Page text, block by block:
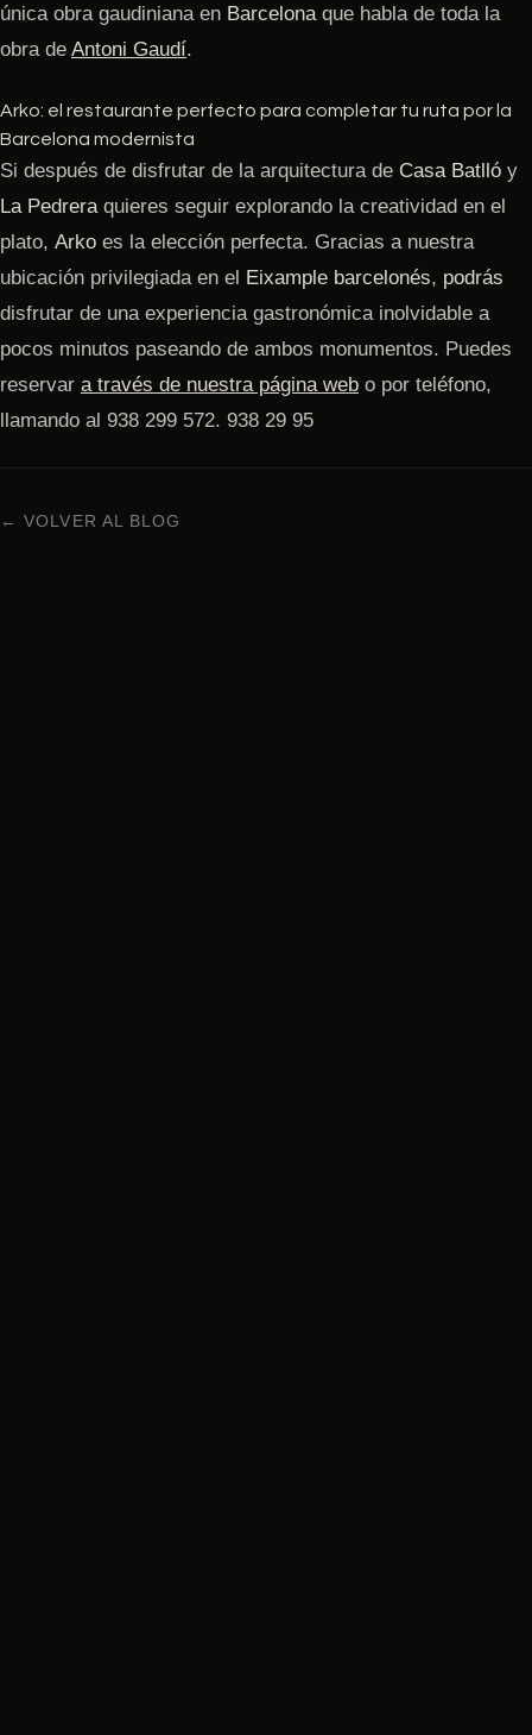
única obra gaudiniana en Barcelona que habla de toda la
obra de Antoni Gaudí.
Arko: el restaurante perfecto para completar tu ruta por la
Barcelona modernista
Si después de disfrutar de la arquitectura de Casa Batlló y
La Pedrera quieres seguir explorando la creatividad en el
plato, Arko es la elección perfecta. Gracias a nuestra
ubicación privilegiada en el Eixample barcelonés, podrás
disfrutar de una experiencia gastronómica inolvidable a
pocos minutos paseando de ambos monumentos. Puedes
reservar a través de nuestra página web o por teléfono,
llamando al 938 299 572. 938 29 95
← VOLVER AL BLOG